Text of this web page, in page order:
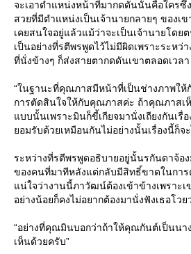
จะเอาตำแหน่งหน้าที่มากดดันนั้นคือใครซึ่
สวยที่มีตำแหน่งเป็นเจ้านายกลายๆ ของเ
เคยสนใจอยู่แล้วแม้ว่าจะเป็นเจ้านายโดย
เป็นอย่างที่รตีพรพูดไว้ไม่มีผิดเพราะระหว่
ที่นั่งข้างๆ ก็ส่งสายตากดดันเขาตลอดเวลา
“ในฐานะที่คุณภาสมีหน้าที่เป็นช่างภาพให้
การตัดสินใจให้กับคุณภาสค่ะ ถ้าคุณภาสเ
แบบนั้นเพราะมินก็ขี้เกียจมานั่งเถียงกันเรื่
ยอมรับด้วยเหมือนกันไม่อย่างนั้นเรื่องนี้ก็จ
ระหว่างที่รตีพรพูดอธิบายอยู่นั้นรกันดาจ้อ
ของคนที่มาทีหลังแต่กลับมีสิทธิ์ขาดในการ
แน่ใจว่างานนี้ภาวัฒน์ต้องเข้าข้างเพราะเ
อย่างน้อยก็คงไม่อยากต้องมานั่งฟังเธอโว
“อย่างที่คุณมินบอกว่าถ้าให้คุณกันต์เป็นนา
เห็นด้วยครับ”